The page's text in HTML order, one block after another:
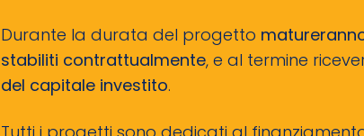
Durante la durata del progetto
stabiliti contrattualmente, e al termine
del capitale investito.